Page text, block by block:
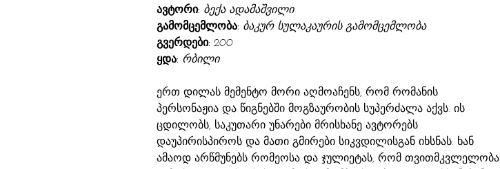
ავტორი: ბექა ადამაშვილი
გამომცემლობა: ბაკურ სულაკაურის გამომცემლობა
გვერდები: 200
ყდა: რბილი
ერთ დილას მემენტო მორი აღმოაჩენს, რომ რომანის
პერსონაჟია და წიგნებში მოგზაურობის სუპერძალა აქვს. ის
ცდილობს, საკუთარი უნარები მრისხანე ავტორებს
დაუპირისპიროს და მათი გმირები სიკვდილისგან იხსნას: ხან
ამაოდ არწმუნებს რომეოსა და ჯულიეტას, რომ თვითმკვლელობა